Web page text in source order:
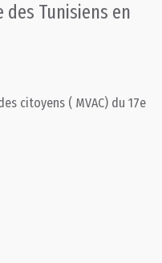
des Tunisiens en
citoyens ( MVAC) du 17e